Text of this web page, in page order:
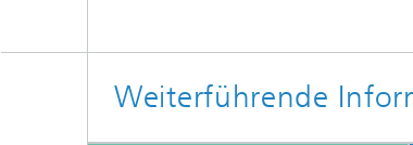
Weiterführende